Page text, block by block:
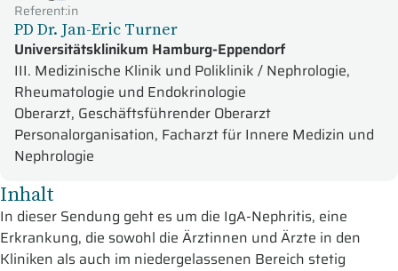
Referent:in
PD Dr. Jan-Eric Turner
Universitätsklinikum Hamburg-Eppendorf
III. Medizinische Klinik und Poliklinik / Nephrologie,
Rheumatologie und Endokrinologie
Oberarzt, Geschäftsführender Oberarzt
Personalorganisation, Facharzt für Innere Medizin und
Nephrologie
Inhalt
In dieser Sendung geht es um die IgA-Nephritis, eine
Erkrankung, die sowohl die Ärztinnen und Ärzte in den
Kliniken als auch im niedergelassenen Bereich stetig